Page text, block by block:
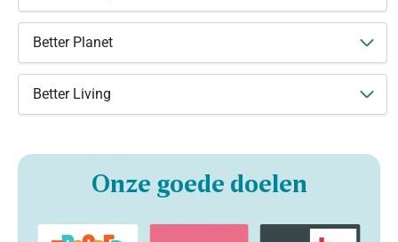
Better Planet
Better Living
Onze goede doelen